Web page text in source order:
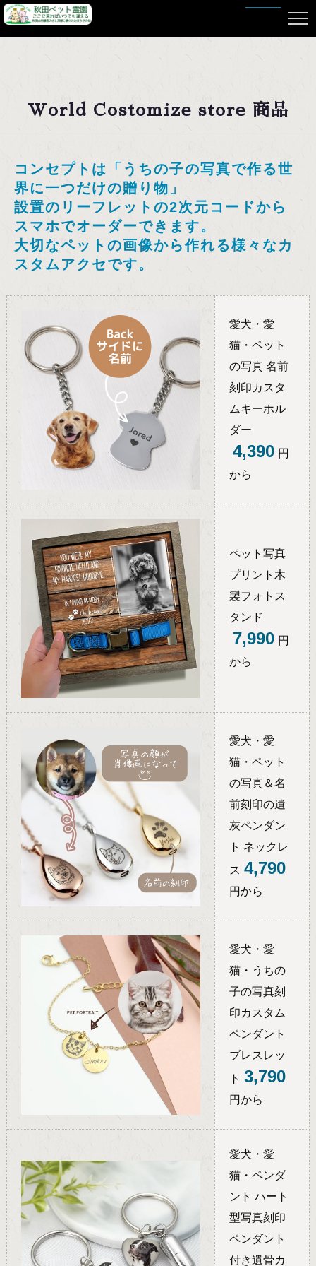
HOME
World Costomize store 商品
コンセプトは「うちの子の写真で作る世
界に一つだけの贈り物」
設置のリーフレットの2次元コードから
スマホでオーダーできます。
大切なペットの画像から作れる様々なカ
スタムアクセです。
愛犬・愛
猫・ペット
の写真 名前
刻印カスタ
ムキーホル
ダー
4,390 円
から
ペット写真
プリント木
製フォトス
タンド
7,990 円
から
愛犬・愛
猫・ペット
の写真＆名
前刻印の遺
灰ペンダン
ト ネックレ
ス 4,790
円から
愛犬・愛
猫・うちの
子の写真刻
印カスタム
ペンダント
ブレスレッ
ト 3,790
円から
愛犬・愛
猫・ペンダ
ント ハート
型写真刻印
ペンダント
付き遺骨カ